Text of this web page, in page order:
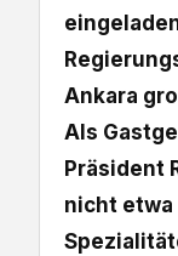
Ankara
Als
Präsident
nicht etwa